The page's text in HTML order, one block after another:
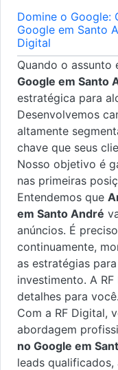
Domine o Google:
Google em Santo
Digital
Quando o assunto
Google em Santo
estratégica para
Desenvolvemos
altamente
chave que seus
Nosso objetivo é
nas primeiras
Entendemos que
em Santo André
anúncios. É
continuamente,
as estratégias
investimento. A
detalhes para você.
Com a RF Digital,
abordagem
no Google em
leads